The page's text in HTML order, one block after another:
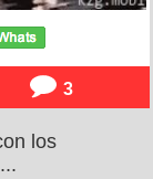
3
los